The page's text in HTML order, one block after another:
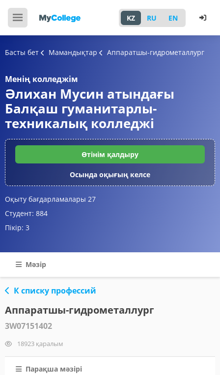
KZ RU EN
Басты бет Мамандықтар Аппаратшы-гидрометаллург
Менің колледжім
Әлихан Мусин атындағы
Балқаш гуманитарлы-
техникалық колледжі
Өтінім қалдыру
Осында оқығың келсе
Оқыту бағдарламалары 27
Студент: 884
Пікір: 3
Мәзір
К списку профессий
Аппаратшы-гидрометаллург
3W07151402
18923 қаралым
Парақша мәзірі